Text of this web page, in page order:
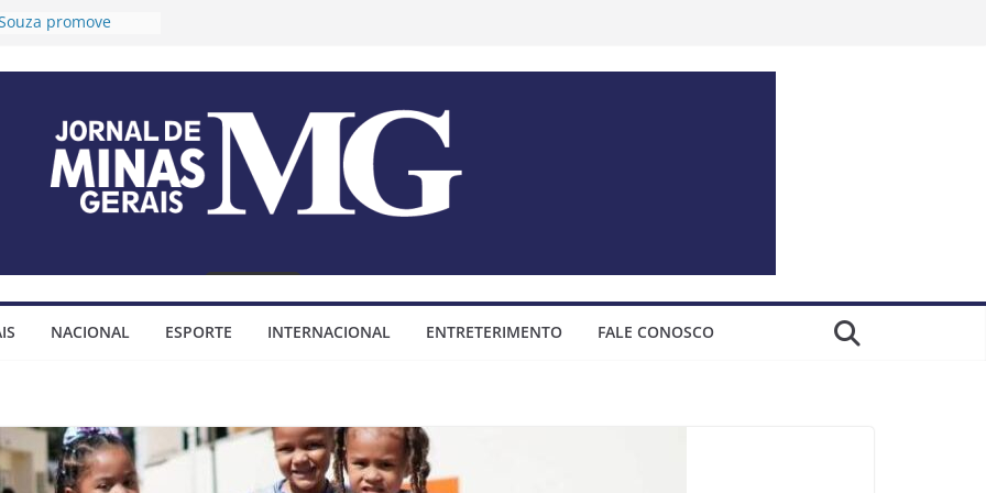
promove
públicas
Plano Diretor e do
Municipal
tese sobre
assina
para construção
NACIONAL ESPORTE INTERNACIONAL ENTRETERIMENTO FALE CONOSCO